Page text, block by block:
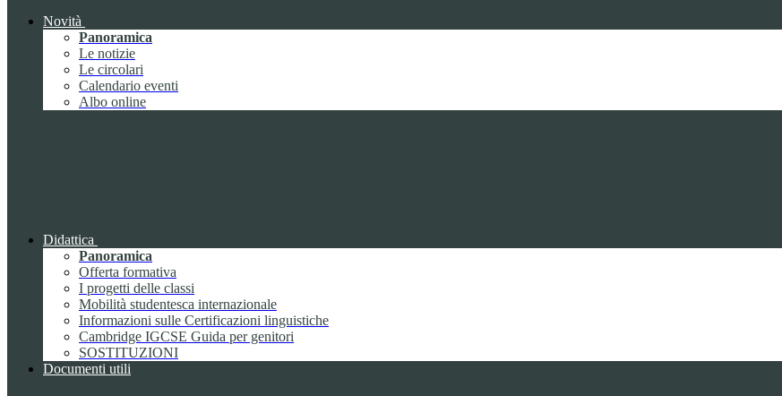
Novità
Panoramica
Le notizie
Le circolari
Calendario eventi
Albo online
Didattica
Panoramica
Offerta formativa
I progetti delle classi
Mobilità studentesca internazionale
Informazioni sulle Certificazioni linguistiche
Cambridge IGCSE Guida per genitori
SOSTITUZIONI
Documenti utili